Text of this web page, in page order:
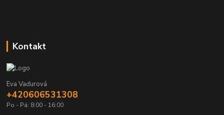
Kontakt
Eva Vaďurová
+420606531308
Po - Pá: 8:00 - 16:00